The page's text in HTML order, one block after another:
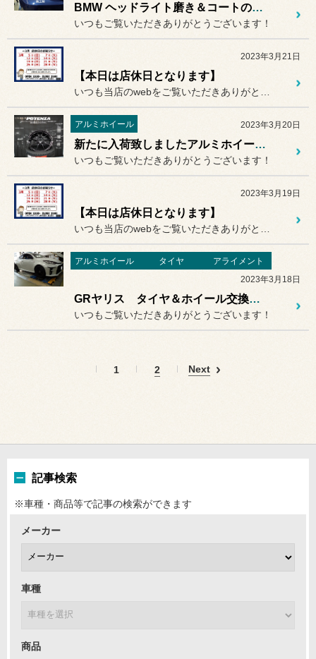
BMW ヘッドライト磨き＆コートのご紹介！
いつもご覧いただきありがとうございます！
2023年3月21日
【本日は店休日となります】
アルミホイール 2023年3月20日
新たに入荷致しましたアルミホイールのご紹介です！ TWS Motorsport RS317
いつもご覧いただきありがとうございます！
2023年3月19日
【本日は店休日となります】
アルミホイール タイヤ
アライメント
2023年3月18日
GRヤリス タイヤ＆ホイール交換＆アライメント調整のご紹介 TOYOTA GR YARIS
いつもご覧いただきありがとうございます！
1 2 Next
記事検索
※車種・商品等で記事の検索ができます
メーカー
車種
商品